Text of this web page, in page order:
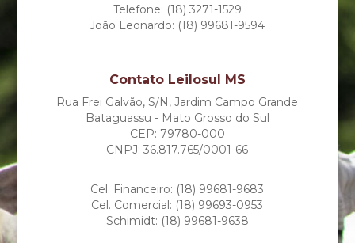
Telefone: (18) 3271-1529
João Leonardo: (18) 99681-9594
Contato Leilosul MS
Rua Frei Galvão, S/N, Jardim Campo Grande
Bataguassu - Mato Grosso do Sul
CEP: 79780-000
CNPJ: 36.817.765/0001-66
Cel. Financeiro: (18) 99681-9683
Cel. Comercial: (18) 99693-0953
Schimidt: (18) 99681-9638